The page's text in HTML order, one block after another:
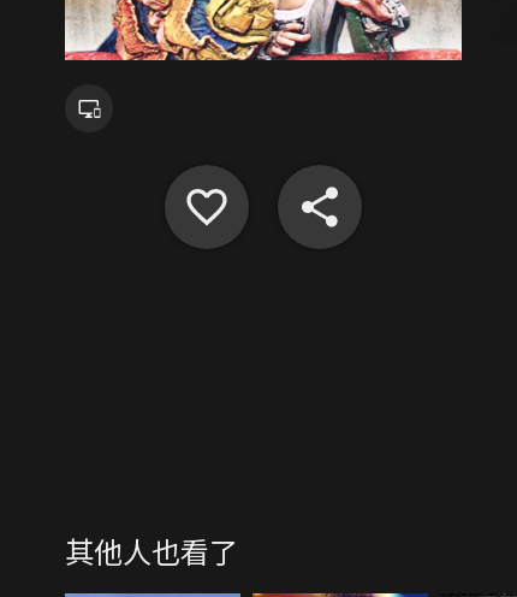
其他人也看了